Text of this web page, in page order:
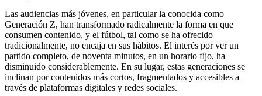
Las audiencias más jóvenes, en particular la conocida como
Generación Z, han transformado radicalmente la forma en que
consumen contenido, y el fútbol, tal como se ha ofrecido
tradicionalmente, no encaja en sus hábitos. El interés por ver un
partido completo, de noventa minutos, en un horario fijo, ha
disminuido considerablemente. En su lugar, estas generaciones se
inclinan por contenidos más cortos, fragmentados y accesibles a
través de plataformas digitales y redes sociales.